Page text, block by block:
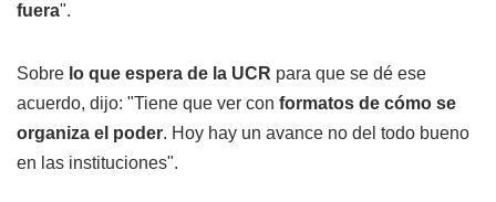
fuera".
Sobre lo que espera de la UCR para que se dé ese
acuerdo, dijo: "Tiene que ver con formatos de cómo se
organiza el poder. Hoy hay un avance no del todo bueno
en las instituciones".